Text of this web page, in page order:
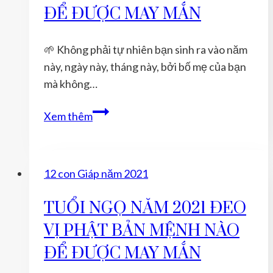
MỆNH
NÀO
ĐỂ
ĐƯỢC
MAY
ĐỂ ĐƯỢC MAY MẮN
🌱 Không phải tự nhiên bạn sinh ra vào năm
này, ngày này, tháng này, bởi bố mẹ của bạn
mà không…
Xem thêmNĂM
ĐEO
PHẬT
BẢN
MỆNH
NÀO
12 con Giáp năm 2021
TUỔI NGỌ NĂM 2021 ĐEO
VỊ PHẬT BẢN MỆNH NÀO
ĐỂ ĐƯỢC MAY MẮN